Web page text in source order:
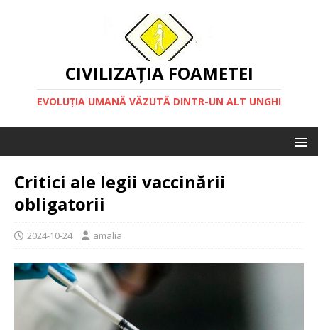
CIVILIZAȚIA FOAMETEI
EVOLUȚIA UMANĂ VĂZUTĂ DINTR-UN ALT UNGHI
Critici ale legii vaccinării
obligatorii
2024-10-24 amalia